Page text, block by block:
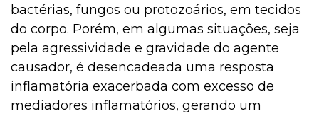
bactérias, fungos ou protozoários, em tecidos
do corpo. Porém, em algumas situações, seja
pela agressividade e gravidade do agente
causador, é desencadeada uma resposta
inflamatória exacerbada com excesso de
mediadores inflamatórios, gerando um